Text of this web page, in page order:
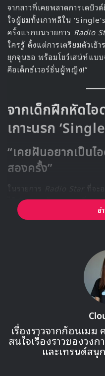
จากสาวที่เคยพลาดการเดบิว
ใจผู้ชมทั้งเกาหลีใน
ครั้งแรกบนรายการ Radio
ใครรู้ ตั้งแต่การเตรียมตัวเข้
ยุกจุนซอ พร้อมโชว์เสน่ห์แบ
คือเด็กซ์เวอร์ชั่นผู้หญิง!”
จากเด็กฝึกหัดไ
เกาะนรก
“เคยฝันอยากเป็น
สองครั้ง”
ในรายการ ที่จะ
ได้เปิดเผยอดีตของเธอที่พย
ดอลและพลาดโอกาสมาโดยต
“ฉันเป็นเด็กฝึกเ
6 ปี และเคยลงแ
ถึง 2 รายการ แ
อ่
เรื่องราวจากก้อนเมฆ
สนใจเรื่องราวของวง
และเทรนด์ส